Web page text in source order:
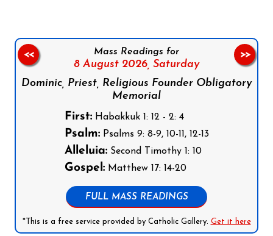
Mass Readings for
8 August 2026, Saturday
Dominic, Priest, Religious Founder Obligatory
Memorial
First:Habakkuk 1: 12 - 2: 4
Psalm:Psalms 9: 8-9, 10-11, 12-13
Alleluia:Second Timothy 1: 10
Gospel:Matthew 17: 14-20
FULL MASS READINGS
*This is a free service provided by Catholic Gallery. Get it here
<< >>